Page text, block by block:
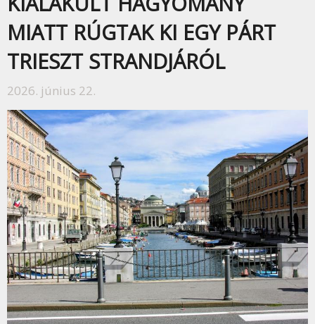
MIATT RÚGTAK KI EGY PÁRT
TRIESZT STRANDJÁRÓL
2026. június 22.